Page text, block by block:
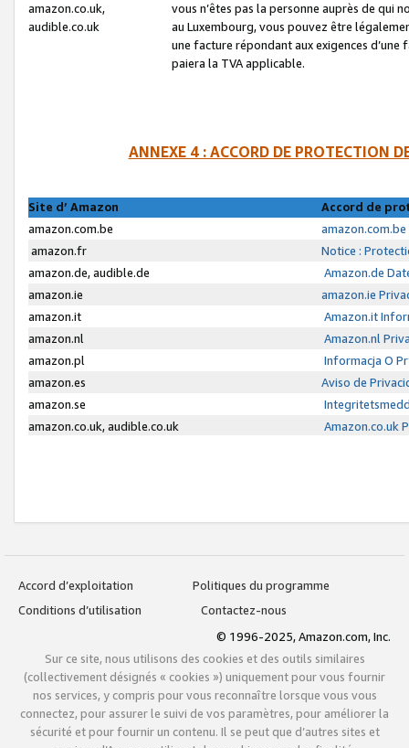
amazon.co.uk,
audible.co.uk
vous n’êtes pas la personne auprès de qui
au Luxembourg, vous pouvez être
une facture répondant aux exigences
paiera la TVA applicable.
ANNEXE 4 : ACCORD DE PROTECTION
Site d’ Amazon
Accord de
amazon.com.be
amazon.fr
Notice :
amazon.de, audible.de
Amazon.de
amazon.ie
amazon.ie
amazon.it
Amazon.it
amazon.nl
Amazon.nl
amazon.pl
Informacja O
amazon.es
Aviso de
amazon.se
amazon.co.uk, audible.co.uk
Amazon.co.uk
Accord d’exploitation
Politiques du programme
Conditions d’utilisation
Contactez-nous
© 1996-2025, Amazon.com, Inc.
Sur ce site, nous utilisons des cookies et des outils similaires
(collectivement désignés « cookies ») uniquement pour vous fournir
nos services, y compris pour vous reconnaître lorsque vous vous
connectez, pour assurer le suivi de vos paramètres, pour améliorer la
sécurité et pour fournir un contenu. Il se peut que d’autres sites et